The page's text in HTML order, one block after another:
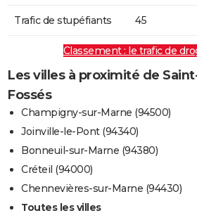
Trafic de stupéfiants 45
Classement : le trafic de
Les villes à proximité de
Fossés
Champigny-sur-Marne (94500)
Joinville-le-Pont (94340)
Bonneuil-sur-Marne (94380)
Créteil (94000)
Chennevières-sur-Marne (94430)
Toutes les villes